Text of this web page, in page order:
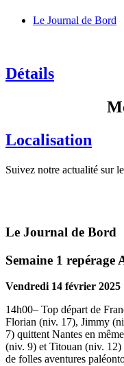
Le Journal de Bord
Détails
Localisation
Suivez notre actualité sur
Le Journal de Bord
Semaine 1 repérage
Vendredi 14 février 2025
14h00– Top départ de
Florian (niv. 17), Jimmy
7) quittent Nantes en
(niv. 9) et Titouan (niv.
de folles aventures